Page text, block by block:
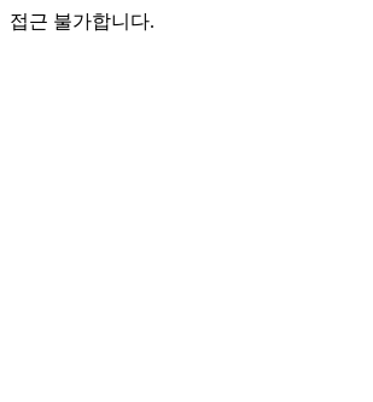
접근 불가합니다.